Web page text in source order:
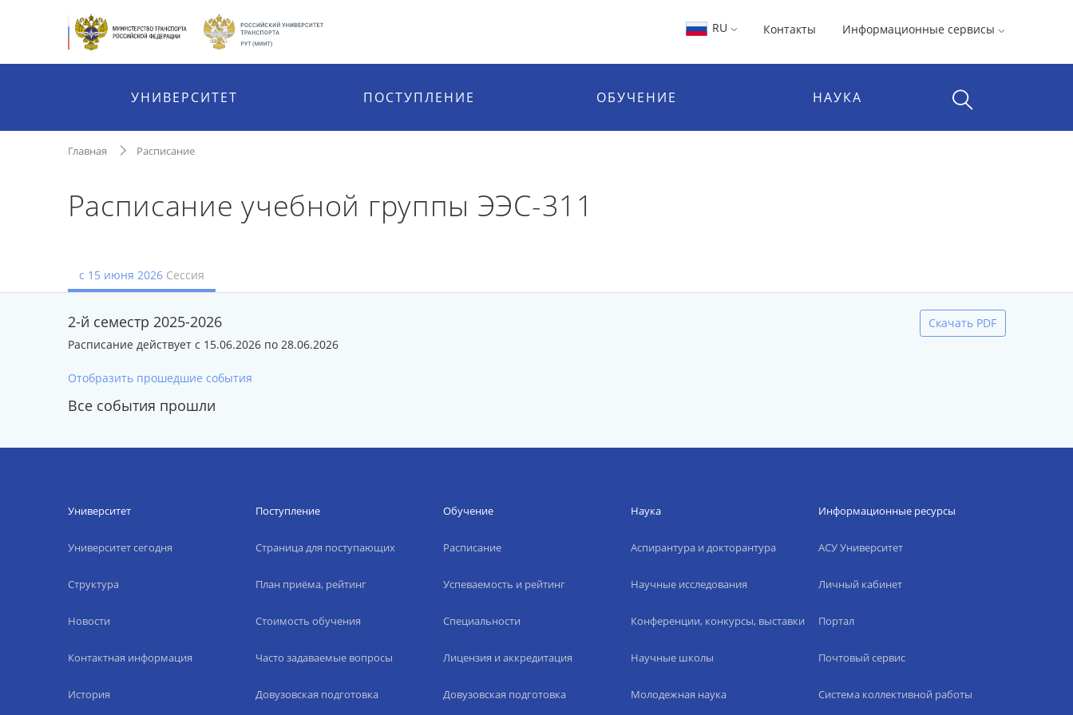
RU Контакты Информационные сервисы
УНИВЕРСИТЕТ ПОСТУПЛЕНИЕ ОБУЧЕНИЕ НАУКА
Главная Расписание
Расписание учебной группы ЭЭС-311
с 15 июня 2026 Сессия
2-й семестр 2025-2026
Расписание действует с 15.06.2026 по 28.06.2026
Скачать PDF
Отобразить прошедшие события
Все события прошли
Университет
Университет сегодня
Структура
Новости
Контактная информация
История
Поступление
Страница для поступающих
План приёма, рейтинг
Стоимость обучения
Часто задаваемые вопросы
Довузовская подготовка
Обучение
Расписание
Успеваемость и рейтинг
Специальности
Лицензия и аккредитация
Довузовская подготовка
Наука
Аспирантура и докторантура
Научные исследования
Конференции, конкурсы, выставки
Научные школы
Молодежная наука
Информационные ресурсы
АСУ Университет
Личный кабинет
Портал
Почтовый сервис
Система коллективной работы